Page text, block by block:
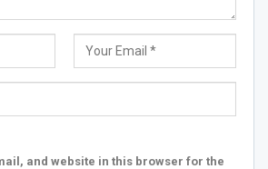
and website in this browser for the